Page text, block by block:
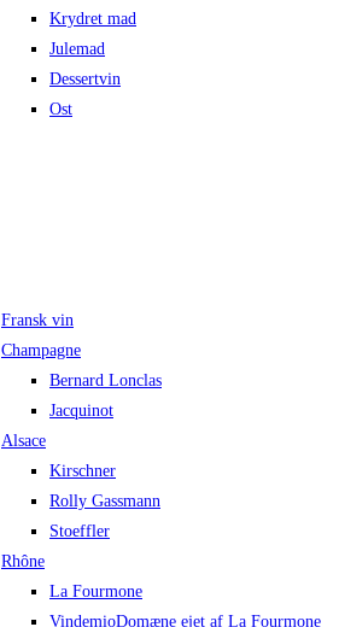
Krydret mad
Julemad
Dessertvin
Ost
Fransk vin
Champagne
Bernard Lonclas
Jacquinot
Alsace
Kirschner
Rolly Gassmann
Stoeffler
Rhône
La Fourmone
VindemioDomæne ejet af La Fourmone